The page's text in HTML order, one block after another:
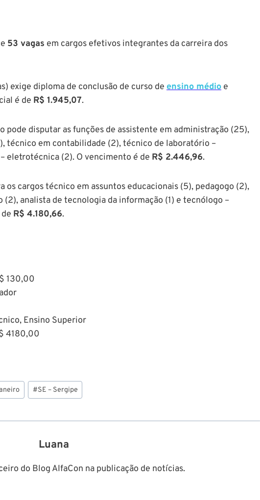
53 vagas em cargos efetivos integrantes da carreira dos
exige diploma de conclusão de curso de ensino médio e
é de R$ 1.945,07.
pode disputar as funções de assistente em administração (25),
técnico em contabilidade (2), técnico de laboratório –
eletrotécnica (2). O vencimento é de R$ 2.446,96.
os cargos técnico em assuntos educacionais (5), pedagogo (2),
analista de tecnologia da informação (1) e tecnólogo –
R$ 4.180,66.
130,00
Ensino Superior
4180,00
#SE – Sergipe
Luana
do Blog AlfaCon na publicação de notícias.